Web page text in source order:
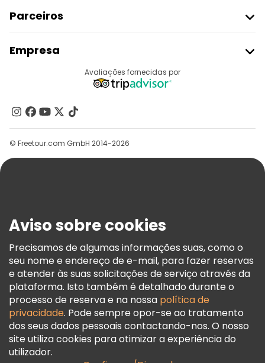
Parceiros
Registo Do Fornecedor
Programa De Afiliados
Empresa
Contacte-Nos
Grupos
Ajuda
Termos E Informações Legais
Política De Cookies
Freetour Prémios
Programa De Fidelidade
Avaliações fornecidas por
© Freetour.com GmbH 2014-2026
Aviso sobre cookies
Precisamos de algumas informações suas, como o
seu nome e endereço de e-mail, para fazer reservas
e atender às suas solicitações de serviço através da
plataforma. Isto também é detalhado durante o
processo de reserva e na nossa política de
privacidade. Pode sempre opor-se ao tratamento
dos seus dados pessoais contactando-nos. O nosso
site utiliza cookies para otimizar a experiência do
utilizador.